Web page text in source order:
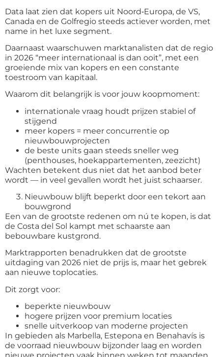
Data laat zien dat kopers uit Noord‑Europa, de VS,
Canada en de Golfregio steeds actiever worden, met
name in het luxe segment.
Daarnaast waarschuwen marktanalisten dat de regio
in 2026 “meer internationaal is dan ooit”, met een
groeiende mix van kopers en een constante
toestroom van kapitaal.
Waarom dit belangrijk is voor jouw koopmoment:
internationale vraag houdt prijzen stabiel of
stijgend
meer kopers = meer concurrentie op
nieuwbouwprojecten
de beste units gaan steeds sneller weg
(penthouses, hoekappartementen, zeezicht)
Wachten betekent dus niet dat het aanbod beter
wordt — in veel gevallen wordt het juist schaarser.
Nieuwbouw blijft beperkt door een tekort aan
bouwgrond
Een van de grootste redenen om nú te kopen, is dat
de Costa del Sol kampt met schaarste aan
bebouwbare kustgrond.
Marktrapporten benadrukken dat de grootste
uitdaging van 2026 niet de prijs is, maar het gebrek
aan nieuwe toplocaties.
Dit zorgt voor:
beperkte nieuwbouw
hogere prijzen voor premium locaties
snelle uitverkoop van moderne projecten
In gebieden als Marbella, Estepona en Benahavís is
de voorraad nieuwbouw bijzonder laag en worden